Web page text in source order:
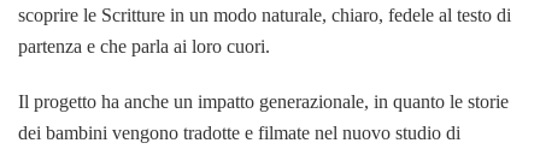
scoprire le Scritture in un modo naturale, chiaro, fedele al testo di
partenza e che parla ai loro cuori.
Il progetto ha anche un impatto generazionale, in quanto le storie
dei bambini vengono tradotte e filmate nel nuovo studio di